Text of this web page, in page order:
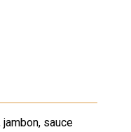
sauce